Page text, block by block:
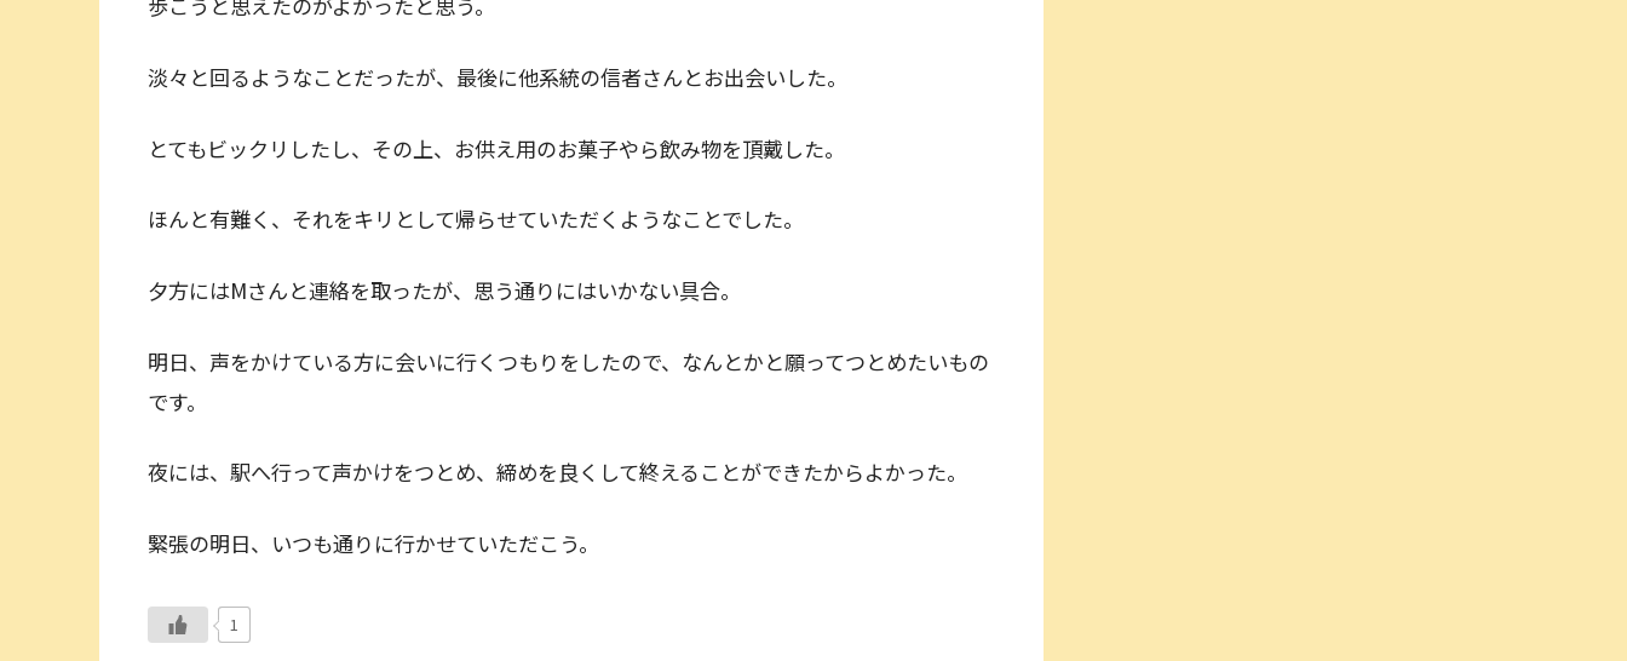
淡々と回るようなことだったが、最後に他系統の信者さんとお出会いした。
とてもビックリしたし、その上、お供え用のお菓子やら飲み物を頂戴した。
ほんと有難く、それをキリとして帰らせていただくようなことでした。
夕方にはMさんと連絡を取ったが、思う通りにはいかない具合。
明日、声をかけている方に会いに行くつもりをしたので、なんとかと願ってつとめたいもの
です。
夜には、駅へ行って声かけをつとめ、締めを良くして終えることができたからよかった。
緊張の明日、いつも通りに行かせていただこう。
1